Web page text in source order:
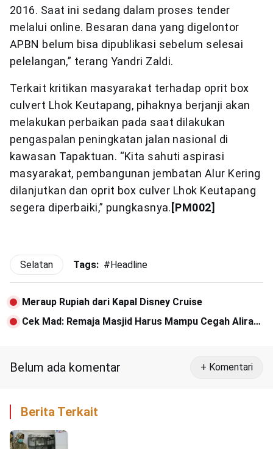
2016. Saat ini sedang dalam proses tender
melalui online. Besaran dana yang digelontor
APBN belum bisa dipublikasi sebelum selesai
pelelangan,” terang Yandri Zaldi.
Terkait kritikan masyarakat terhadap oprit box
culvert Lhok Keutapang, pihaknya berjanji akan
melakukan perbaikan pada saat dilakukan
pengaspalan peningkatan jalan nasional di
kawasan Tapaktuan. “Kita sahuti aspirasi
masyarakat, pembangunan jembatan Alur Kering
dilanjutkan dan oprit box culver Lhok Keutapang
segera diperbaiki,” pungkasnya. [PM002]
Selatan Tags: #Headline
Meraup Rupiah dari Kapal Disney Cruise
Cek Mad: Remaja Masjid Harus Mampu Cegah Aliran
Belum ada komentar + Komentari
Berita Terkait